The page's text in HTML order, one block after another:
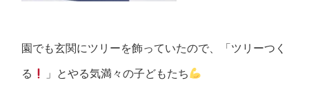
園でも玄関にツリーを飾っていたので、「ツリーつく
る 」とやる気満々の子どもたち